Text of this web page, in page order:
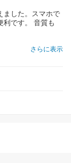
ました。スマホで
利です。 音質も
さらに表示